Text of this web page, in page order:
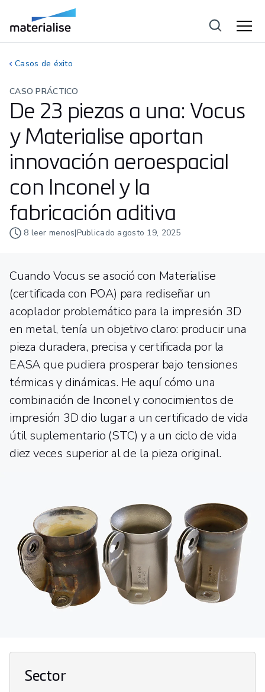
Casos de éxito
CASO PRÁCTICO
De 23 piezas a una: Vocus
y Materialise aportan
innovación aeroespacial
con Inconel y la
fabricación aditiva
8 leer menos|Publicado agosto 19, 2025
Cuando Vocus se asoció con Materialise
(certificada con POA) para rediseñar un
acoplador problemático para la impresión 3D
en metal, tenía un objetivo claro: producir una
pieza duradera, precisa y certificada por la
EASA que pudiera prosperar bajo tensiones
térmicas y dinámicas. He aquí cómo una
combinación de Inconel y conocimientos de
impresión 3D dio lugar a un certificado de vida
útil suplementario (STC) y a un ciclo de vida
diez veces superior al de la pieza original.
Sector